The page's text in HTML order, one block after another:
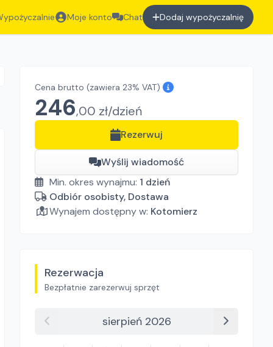
Moje konto Chat Dodaj wypożyczalnię
Cena brutto (zawiera 23% VAT)
246,00 zł/dzień
Rezerwuj
Wyślij wiadomość
Min. okres wynajmu: 1 dzień
Odbiór osobisty, Dostawa
Wynajem dostępny w: Kotomierz
Rezerwacja
Bezpłatnie zarezerwuj sprzęt
sierpień 2026